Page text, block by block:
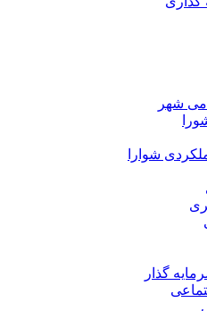
شهر
شوارا
گذار